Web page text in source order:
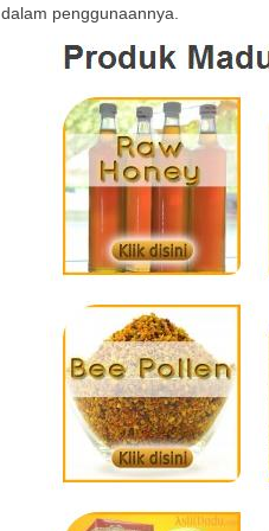
dalam penggunaannya.